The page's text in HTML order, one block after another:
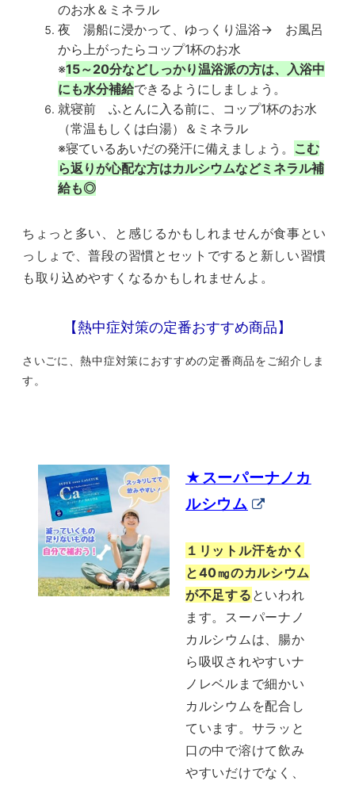
のお水＆ミネラル
夜 湯船に浸かって、ゆっくり温浴→ お風呂
から上がったらコップ1杯のお水
※15～20分などしっかり温浴派の方は、入浴中
にも水分補給できるようにしましょう。
就寝前 ふとんに入る前に、コップ1杯のお水
（常温もしくは白湯）＆ミネラル
※寝ているあいだの発汗に備えましょう。
こむ
ら返りが心配な方はカルシウムなどミネラル補
給も◎
ちょっと多い、と感じるかもしれませんが食事とい
っしょで、普段の習慣とセットですると新しい習慣
も取り込めやすくなるかもしれませんよ。
【熱中症対策の定番おすすめ商品】
さいごに、熱中症対策におすすめの定番商品をご紹介しま
す。
★スーパーナノカ
ルシウム
１リットル汗をかく
と40㎎のカルシウム
が不足する といわれ
ます。スーパーナノ
カルシウムは、腸か
ら吸収されやすいナ
ノレベルまで細かい
カルシウムを配合し
ています。サラッと
口の中で溶けて飲み
やすいだけでなく、